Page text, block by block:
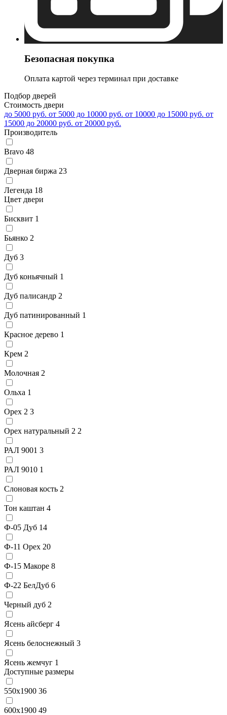
Безопасная покупка
Оплата картой через терминал при доставке
Подбор дверей
Стоимость двери
до 5000 руб. от 5000 до 10000 руб. от 10000 до 15000 руб. от
15000 до 20000 руб. от 20000 руб.
Производитель
Bravo 48
Дверная биржа 23
Легенда 18
Цвет двери
Бисквит 1
Бьянко 2
Дуб 3
Дуб коньячный 1
Дуб палисандр 2
Дуб патинированный 1
Красное дерево 1
Крем 2
Молочная 2
Ольха 1
Орех 2 3
Орех натуральный 2 2
РАЛ 9001 3
РАЛ 9010 1
Слоновая кость 2
Тон каштан 4
Ф-05 Дуб 14
Ф-11 Орех 20
Ф-15 Макоре 8
Ф-22 БелДуб 6
Черный дуб 2
Ясень айсберг 4
Ясень белоснежный 3
Ясень жемчуг 1
Доступные размеры
550x1900 36
600x1900 49